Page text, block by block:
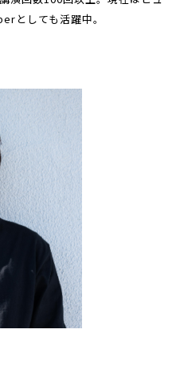
としても活躍中。